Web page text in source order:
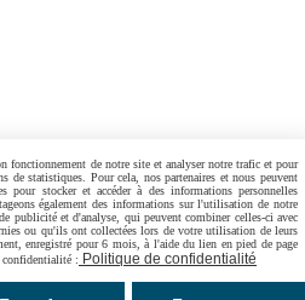
fonctionnement de notre site et analyser notre trafic et pour
de statistiques. Pour cela, nos partenaires et nous peuvent
pour stocker et accéder à des informations personnelles
également des informations sur l'utilisation de notre
publicité et d'analyse, qui peuvent combiner celles-ci avec
ou qu'ils ont collectées lors de votre utilisation de leurs
enregistré pour 6 mois, à l'aide du lien en pied de page
: Politique de confidentialité